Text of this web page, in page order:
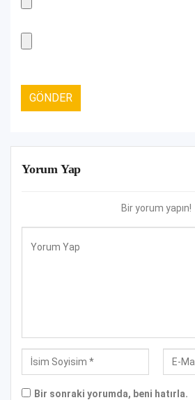
Yorum Yap
Bir yorum yapın!
Bir sonraki yorumda, beni hatırla.